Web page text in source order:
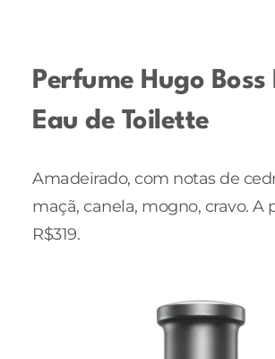
Perfume Hugo
Eau de Toilette
Amadeirado, com notas de
maçã, canela, mogno, cravo. A
R$319.